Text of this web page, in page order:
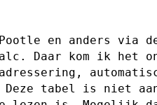
en anders via
Daar kom ik het
tabel is niet